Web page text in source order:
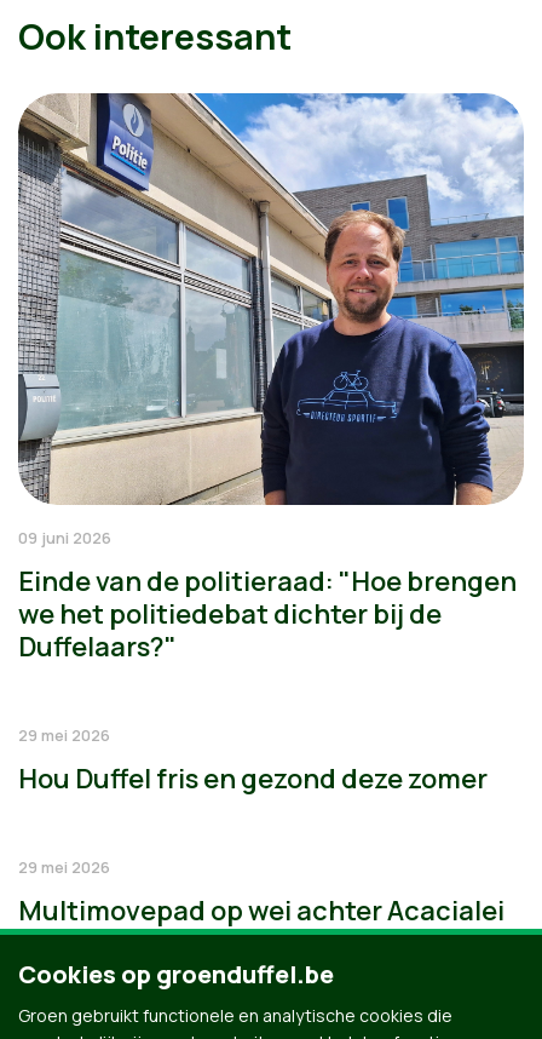
Ook interessant
09 juni 2026
Einde van de politieraad: "Hoe brengen
we het politiedebat dichter bij de
Duffelaars?"
29 mei 2026
Hou Duffel fris en gezond deze zomer
29 mei 2026
Multimovepad op wei achter Acacialei
Cookies op groenduffel.be
Groen gebruikt functionele en analytische cookies die